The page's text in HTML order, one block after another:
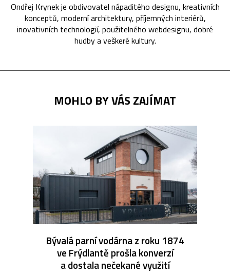
Ondřej Krynek je obdivovatel nápaditého designu, kreativních
konceptů, moderní architektury, příjemných interiérů,
inovativních technologií, použitelného webdesignu, dobré
hudby a veškeré kultury.
MOHLO BY VÁS ZAJÍMAT
Bývalá parní vodárna z roku 1874
ve Frýdlantě prošla konverzí
a dostala nečekané využití